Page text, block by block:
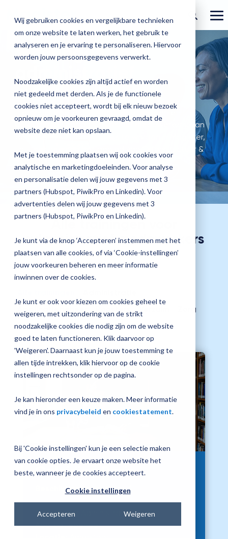
Wij gebruiken cookies en vergelijkbare technieken
om onze website te laten werken, het gebruik te
analyseren en je ervaring te personaliseren. Hiervoor
worden jouw persoonsgegevens verwerkt.
Noodzakelijke cookies zijn altijd actief en worden
niet gedeeld met derden. Als je de functionele
cookies niet accepteert, wordt bij elk nieuw bezoek
opnieuw om je voorkeuren gevraagd, omdat de
website deze niet kan opslaan.
Met je toestemming plaatsen wij ook cookies voor
analytische en marketingdoeleinden. Voor analyse
en personalisatie delen wij jouw gegevens met 3
partners (Hubspot, PiwikPro en Linkedin). Voor
advertenties delen wij jouw gegevens met 3
partners (Hubspot, PiwikPro en Linkedin).
Je kunt via de knop ‘Accepteren’ instemmen met het
plaatsen van alle cookies, of via ‘Cookie-instellingen’
jouw voorkeuren beheren en meer informatie
inwinnen over de cookies.
Je kunt er ook voor kiezen om cookies geheel te
weigeren, met uitzondering van de strikt
noodzakelijke cookies die nodig zijn om de website
goed te laten functioneren. Klik daarvoor op
'Weigeren'. Daarnaast kun je jouw toestemming te
allen tijde intrekken, klik hiervoor op de cookie
instellingen rechtsonder op de pagina.
Je kan hieronder een keuze maken. Meer informatie
vind je in ons privacybeleid en cookiestatement.
Bij 'Cookie instellingen' kun je een selectie maken
van cookie opties. Je ervaart onze website het
beste, wanneer je de cookies accepteert.
Cookie instellingen
Accepteren Weigeren
verder
Onze
Magister MX
Aanmelden
& verzuim
Magister To do
Magister Join
Magister Inzicht
Magister Kluisjes
alle
oplossingen
hoe
jouw
school
vooruit
helpt?
Plan
een
afspraak
Magister is
Docenten
Onderwijsondersteunend personeel
Leerlingen
Ouders
Onze
Check-up
Quickscan
Applicatiebeheer
Overstappen
Academy
Training op jouw school
Praktische informatie
Met
Check-
up
heb
jij
snel
inzicht
in
de
jouw
Vraag
aan
Over Magister
Actueel
Magister Journaal
Over ons
Werken bij Magister
Gebruikerspanel
Media & Pers
Trainingen voor
medewerkers
Hieronder vind je alle Magister trainingen en
opleidingen voor administratief medewerkers. Van
de basiscursus, om wegwijs te worden in Magister,
tot trainingen op het gebied van Cijferstructuur &
PTA. Zo haal je alles uit Magister.
Alle trainingen voor
administratief medewerkers
Zorg
Leren en lesgeven
Examens
Opleiding Basis
Beschikbare plaatsen:3
Categorie:
Administratie,
Applicatiebeheer